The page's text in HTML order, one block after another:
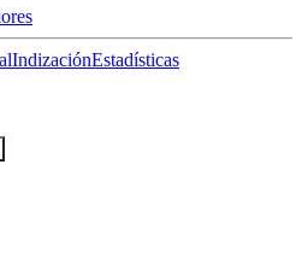
IndizaciónEstadísticas